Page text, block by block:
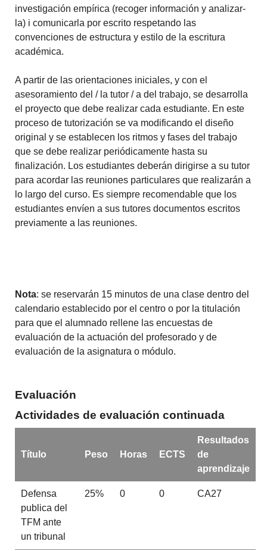
investigación empírica (recoger información y analizar-
la) i comunicarla por escrito respetando las
convenciones de estructura y estilo de la escritura
académica.
A partir de las orientaciones iniciales, y con el
asesoramiento del / la tutor / a del trabajo, se desarrolla
el proyecto que debe realizar cada estudiante. En este
proceso de tutorización se va modificando el diseño
original y se establecen los ritmos y fases del trabajo
que se debe realizar periódicamente hasta su
finalización. Los estudiantes deberán dirigirse a su tutor
para acordar las reuniones particulares que realizarán a
lo largo del curso. Es siempre recomendable que los
estudiantes envíen a sus tutores documentos escritos
previamente a las reuniones.
Nota: se reservarán 15 minutos de una clase dentro del
calendario establecido por el centro o por la titulación
para que el alumnado rellene las encuestas de
evaluación de la actuación del profesorado y de
evaluación de la asignatura o módulo.
Evaluación
Actividades de evaluación continuada
Título Peso Horas ECTS
Resultados
de
aprendizaje
Defensa
publica del
TFM ante
un tribunal
25% 0 0 CA27